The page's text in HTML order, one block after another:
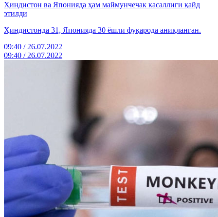
Ҳиндистон ва Японияда ҳам маймунчечак касаллиги қайд
этилди
Ҳиндистонда 31, Японияда 30 ёшли фуқарода аниқланган.
09:40 / 26.07.2022
09:40 / 26.07.2022